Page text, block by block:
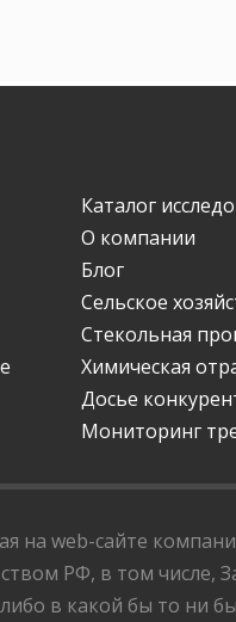
Каталог
О компании
Блог
Сельское
Стекольная
Химическая
Досье
Мониторинг
на web-сайте
РФ, в том
в какой бы то ни